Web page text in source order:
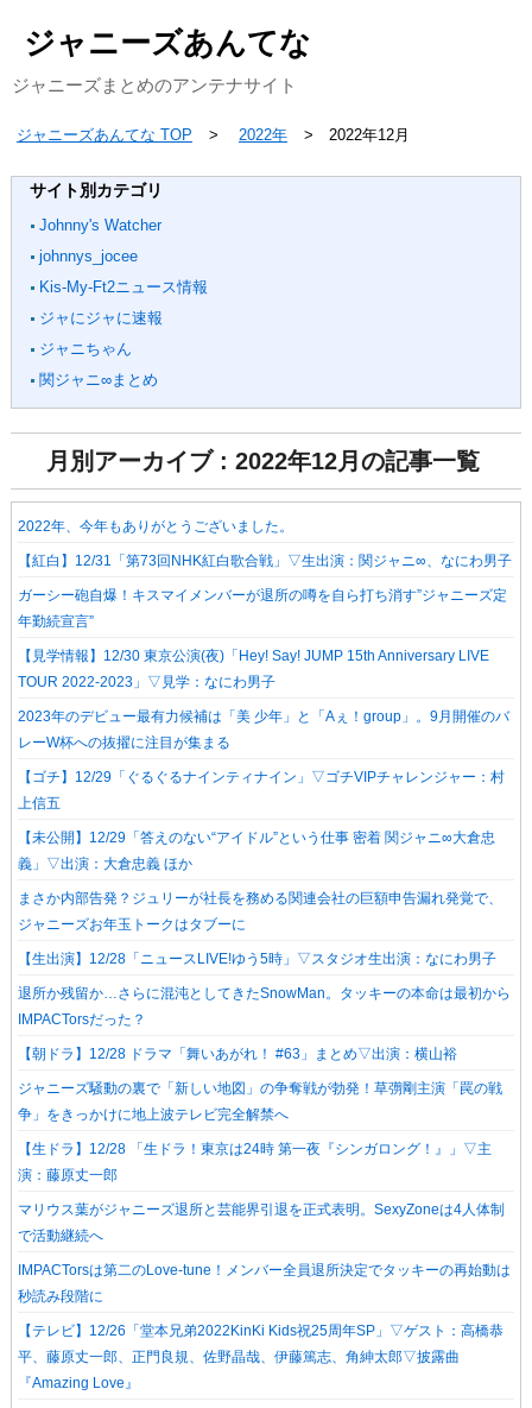
ジャニーズあんてな
ジャニーズまとめのアンテナサイト
ジャニーズあんてな TOP 2022年 2022年12月
サイト別カテゴリ
Johnny's Watcher
johnnys_jocee
Kis-My-Ft2ニュース情報
ジャにジャに速報
ジャニちゃん
関ジャニ∞まとめ
月別アーカイブ : 2022年12月の記事一覧
2022年、今年もありがとうございました。
【紅白】12/31「第73回NHK紅白歌合戦」▽生出演：関ジャニ∞、なにわ男子
ガーシー砲自爆！キスマイメンバーが退所の噂を自ら打ち消す”ジャニーズ定
年勤続宣言”
【見学情報】12/30 東京公演(夜)「Hey! Say! JUMP 15th Anniversary LIVE
TOUR 2022-2023」▽見学：なにわ男子
2023年のデビュー最有力候補は「美 少年」と「Aぇ！group」。9月開催のバ
レーW杯への抜擢に注目が集まる
【ゴチ】12/29「ぐるぐるナインティナイン」▽ゴチVIPチャレンジャー：村
上信五
【未公開】12/29「答えのない“アイドル”という仕事 密着 関ジャニ∞大倉忠
義」▽出演：大倉忠義 ほか
まさか内部告発？ジュリーが社長を務める関連会社の巨額申告漏れ発覚で、
ジャニーズお年玉トークはタブーに
【生出演】12/28「ニュースLIVE!ゆう5時」▽スタジオ生出演：なにわ男子
退所か残留か…さらに混沌としてきたSnowMan。タッキーの本命は最初から
IMPACTorsだった？
【朝ドラ】12/28 ドラマ「舞いあがれ！ #63」まとめ▽出演：横山裕
ジャニーズ騒動の裏で「新しい地図」の争奪戦が勃発！草彅剛主演「罠の戦
争」をきっかけに地上波テレビ完全解禁へ
【生ドラ】12/28 「生ドラ！東京は24時 第一夜『シンガロング！』」▽主
演：藤原丈一郎
マリウス葉がジャニーズ退所と芸能界引退を正式表明。SexyZoneは4人体制
で活動継続へ
IMPACTorsは第二のLove-tune！メンバー全員退所決定でタッキーの再始動は
秒読み段階に
【テレビ】12/26「堂本兄弟2022KinKi Kids祝25周年SP」▽ゲスト：高橋恭
平、藤原丈一郎、正門良規、佐野晶哉、伊藤篤志、角紳太郎▽披露曲
『Amazing Love』